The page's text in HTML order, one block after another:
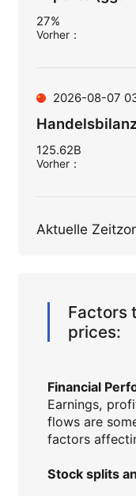
27%
Vorher：
2026-08-07
125.62B
Vorher：
Aktuelle
Factors
prices:
Financial
Earnings,
flows are
factors
Stock splits